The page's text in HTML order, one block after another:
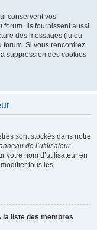
conservent vos
forum. Ils fournissent aussi
des messages (lu ou
forum. Si vous rencontrez
suppression des cookies
sont stockés dans notre
de l’utilisateur
votre nom d’utilisateur en
tous les
la liste des membres